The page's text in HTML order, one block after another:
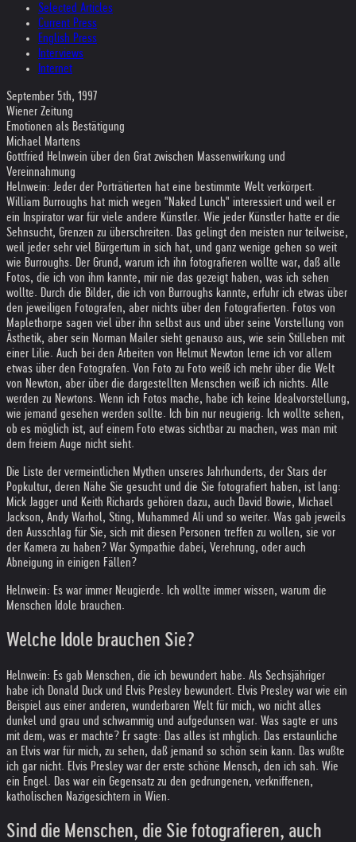
Selected Articles
Current Press
English Press
Interviews
Internet
September 5th, 1997
Wiener Zeitung
Emotionen als Bestätigung
Michael Martens
Gottfried Helnwein über den Grat zwischen Massenwirkung und
Vereinnahmung
Helnwein: Jeder der Porträtierten hat eine bestimmte Welt verkörpert.
William Burroughs hat mich wegen "Naked Lunch" interessiert und weil er
ein Inspirator war für viele andere Künstler. Wie jeder Künstler hatte er die
Sehnsucht, Grenzen zu überschreiten. Das gelingt den meisten nur teilweise,
weil jeder sehr viel Bürgertum in sich hat, und ganz wenige gehen so weit
wie Burroughs. Der Grund, warum ich ihn fotografieren wollte war, daß alle
Fotos, die ich von ihm kannte, mir nie das gezeigt haben, was ich sehen
wollte. Durch die Bilder, die ich von Burroughs kannte, erfuhr ich etwas über
den jeweiligen Fotografen, aber nichts über den Fotografierten. Fotos von
Maplethorpe sagen viel über ihn selbst aus und über seine Vorstellung von
Ästhetik, aber sein Norman Mailer sieht genauso aus, wie sein Stilleben mit
einer Lilie. Auch bei den Arbeiten von Helmut Newton lerne ich vor allem
etwas über den Fotografen. Von Foto zu Foto weiß ich mehr über die Welt
von Newton, aber über die dargestellten Menschen weiß ich nichts. Alle
werden zu Newtons. Wenn ich Fotos mache, habe ich keine Idealvorstellung,
wie jemand gesehen werden sollte. Ich bin nur neugierig. Ich wollte sehen,
ob es möglich ist, auf einem Foto etwas sichtbar zu machen, was man mit
dem freiem Auge nicht sieht.
Die Liste der vermeintlichen Mythen unseres Jahrhunderts, der Stars der
Popkultur, deren Nähe Sie gesucht und die Sie fotografiert haben, ist lang:
Mick Jagger und Keith Richards gehören dazu, auch David Bowie, Michael
Jackson, Andy Warhol, Sting, Muhammed Ali und so weiter. Was gab jeweils
den Ausschlag für Sie, sich mit diesen Personen treffen zu wollen, sie vor
der Kamera zu haben? War Sympathie dabei, Verehrung, oder auch
Abneigung in einigen Fällen?
Helnwein: Es war immer Neugierde. Ich wollte immer wissen, warum die
Menschen Idole brauchen.
Welche Idole brauchen Sie?
Helnwein: Es gab Menschen, die ich bewundert habe. Als Sechsjähriger
habe ich Donald Duck und Elvis Presley bewundert. Elvis Presley war wie ein
Beispiel aus einer anderen, wunderbaren Welt für mich, wo nicht alles
dunkel und grau und schwammig und aufgedunsen war. Was sagte er uns
mit dem, was er machte? Er sagte: Das alles ist mhglich. Das erstaunliche
an Elvis war für mich, zu sehen, daß jemand so schön sein kann. Das wußte
ich gar nicht. Elvis Presley war der erste schöne Mensch, den ich sah. Wie
ein Engel. Das war ein Gegensatz zu den gedrungenen, verkniffenen,
katholischen Nazigesichtern in Wien.
Sind die Menschen, die Sie fotografieren, auch